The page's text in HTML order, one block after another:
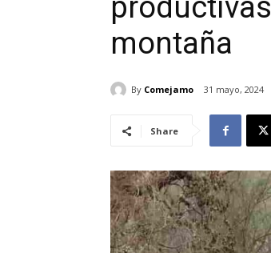
montaña
By Comejamo 31 mayo, 2024
Share